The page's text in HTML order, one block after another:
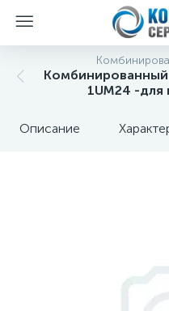
Комбинированный
1UM24 -
Описание